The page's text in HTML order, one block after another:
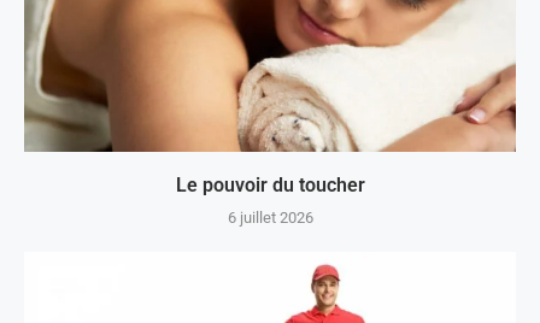
Le pouvoir du toucher
6 juillet 2026